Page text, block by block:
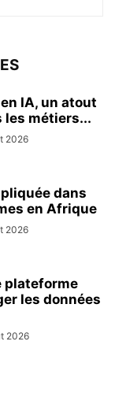
IA, un atout
les métiers...
2026
dans
en Afrique
2026
plateforme
les données
2026